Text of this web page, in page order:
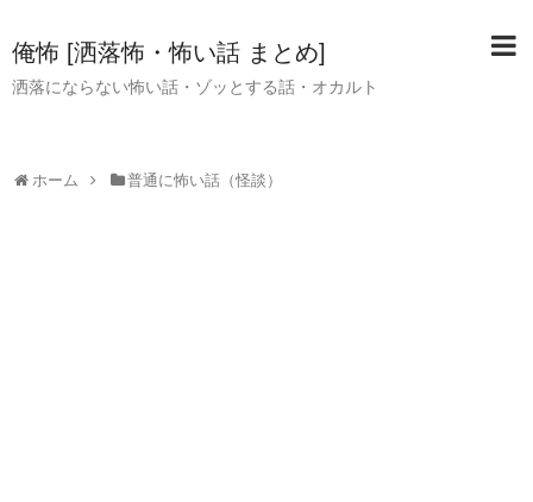
俺怖 [洒落怖・怖い話 まとめ]
洒落にならない怖い話・ゾッとする話・オカルト
ホーム 普通に怖い話（怪談）